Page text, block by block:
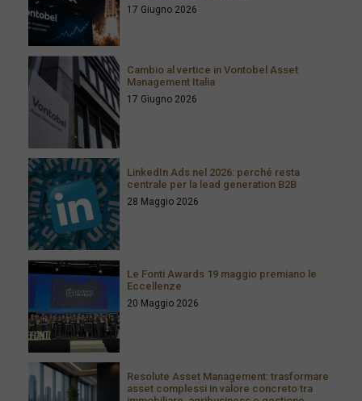
17 Giugno 2026
Cambio al vertice in Vontobel Asset
Management Italia
17 Giugno 2026
LinkedIn Ads nel 2026: perché resta
centrale per la lead generation B2B
28 Maggio 2026
Le Fonti Awards 19 maggio premiano le
Eccellenze
20 Maggio 2026
Resolute Asset Management: trasformare
asset complessi in valore concreto tra